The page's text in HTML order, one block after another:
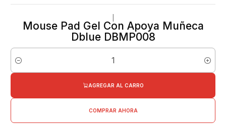
Mouse Pad Gel Con Apoya Muñeca
Dblue DBMP008
Cantidad
AGREGAR AL CARRO
COMPRAR AHORA